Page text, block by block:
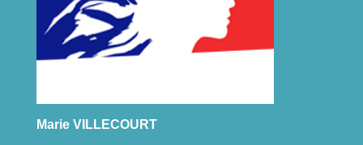
Marie VILLECOURT